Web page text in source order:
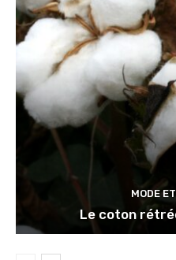
MODE
Le coton